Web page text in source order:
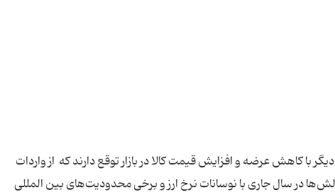
با کاهش عرضه و افزایش قیمت کالا در بازار توقع دارند که ‌‌ از واردات
در سال جاری با نوسانات نرخ ارز و برخی محدودیت‌های بین المللی